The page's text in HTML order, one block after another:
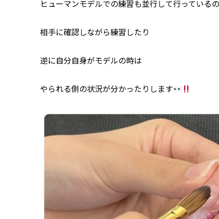
ヒューマンモデルでの練習も並行して行っている
相手に確認しながら練習したり
逆に自分自身がモデルの時は
やられる側の状況が分かったりします